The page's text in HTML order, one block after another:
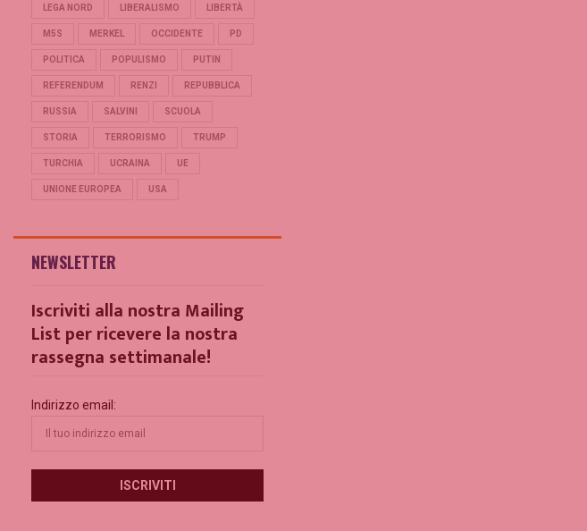
LEGA NORD LIBERALISMO LIBERTÀ
M5S MERKEL OCCIDENTE PD
POLITICA POPULISMO PUTIN
REFERENDUM RENZI REPUBBLICA
RUSSIA SALVINI SCUOLA
STORIA TERRORISMO TRUMP
TURCHIA UCRAINA UE
UNIONE EUROPEA USA
NEWSLETTER
Iscriviti alla nostra Mailing
List per ricevere la nostra
rassegna settimanale!
Indirizzo email: